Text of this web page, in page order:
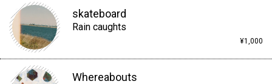
skateboard
Rain caughts
¥1,000
Whereabouts